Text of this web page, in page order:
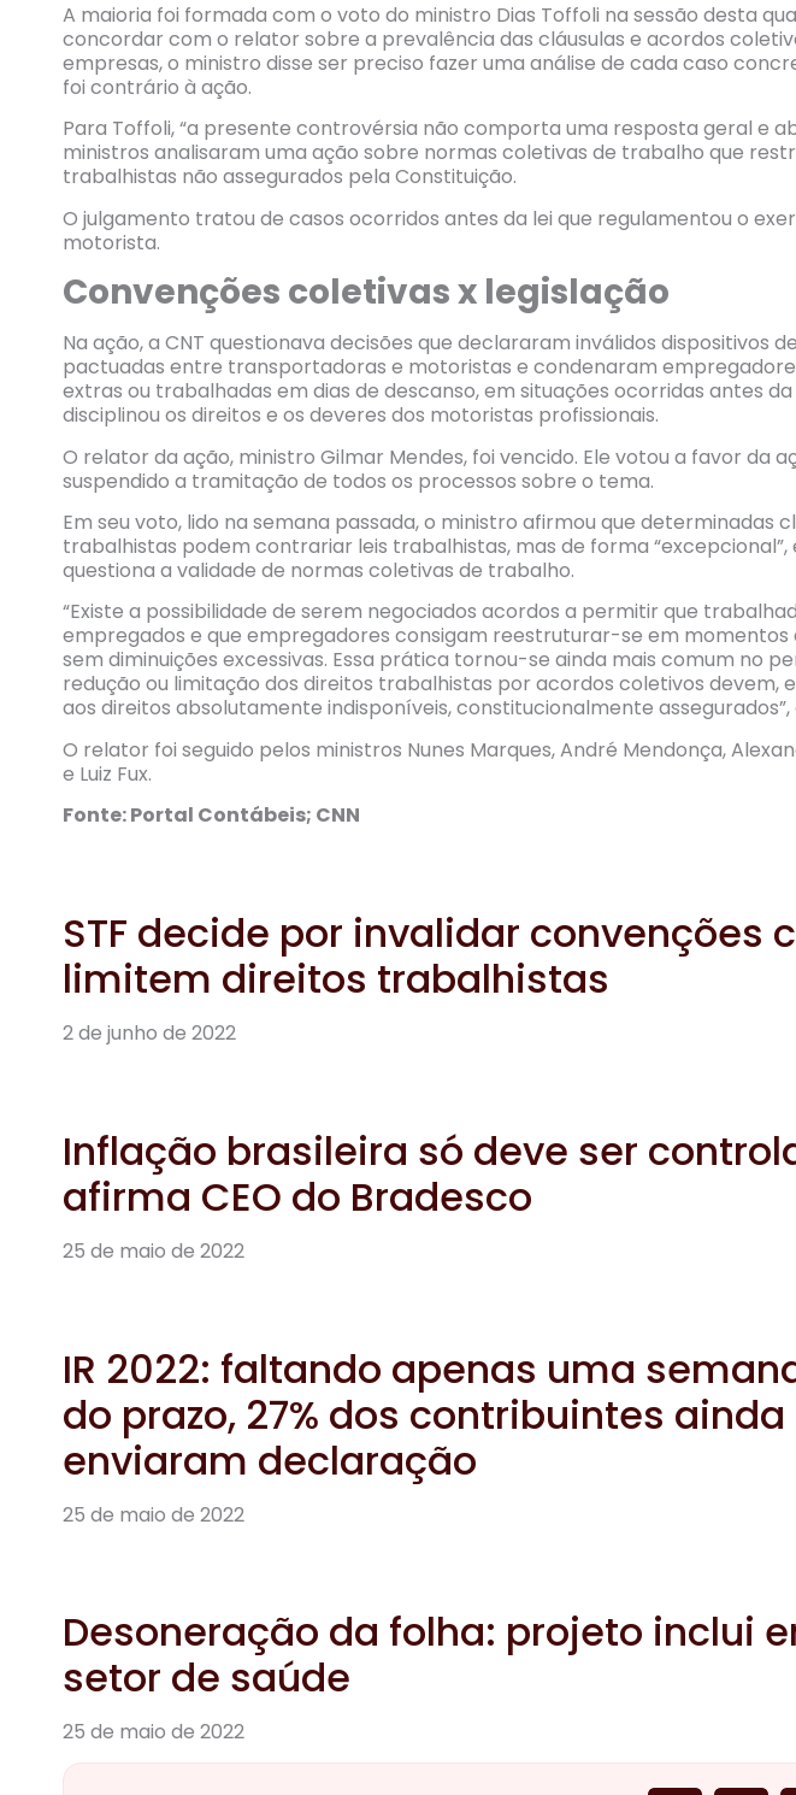
A maioria foi formada com o voto do ministro Dias Toffoli na sessão desta
concordar com o relator sobre a prevalência das cláusulas e acordos
empresas, o ministro disse ser preciso fazer uma análise de cada caso
foi contrário à ação.
Para Toffoli, “a presente controvérsia não comporta uma resposta geral e
ministros analisaram uma ação sobre normas coletivas de trabalho que
trabalhistas não assegurados pela Constituição.
O julgamento tratou de casos ocorridos antes da lei que regulamentou o
motorista.
Convenções coletivas x legislação
Na ação, a CNT questionava decisões que declararam inválidos dispositivos
pactuadas entre transportadoras e motoristas e condenaram
extras ou trabalhadas em dias de descanso, em situações ocorridas antes da
disciplinou os direitos e os deveres dos motoristas profissionais.
O relator da ação, ministro Gilmar Mendes, foi vencido. Ele votou a favor da
suspendido a tramitação de todos os processos sobre o tema.
Em seu voto, lido na semana passada, o ministro afirmou que determinadas
trabalhistas podem contrariar leis trabalhistas, mas de forma “excepcional”,
questiona a validade de normas coletivas de trabalho.
“Existe a possibilidade de serem negociados acordos a permitir que
empregados e que empregadores consigam reestruturar-se em momentos
sem diminuições excessivas. Essa prática tornou-se ainda mais comum no
redução ou limitação dos direitos trabalhistas por acordos coletivos devem,
aos direitos absolutamente indisponíveis, constitucionalmente assegurados”,
O relator foi seguido pelos ministros Nunes Marques, André Mendonça,
e Luiz Fux.
Fonte: Portal Contábeis; CNN
STF decide por invalidar convenções
limitem direitos trabalhistas
2 de junho de 2022
Inflação brasileira só deve ser
afirma CEO do Bradesco
25 de maio de 2022
IR 2022: faltando apenas uma
do prazo, 27% dos contribuintes
enviaram declaração
25 de maio de 2022
Desoneração da folha: projeto inclui
setor de saúde
25 de maio de 2022